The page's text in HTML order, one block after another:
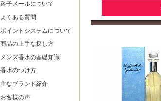
迷子メールについて
よくある質問
ポイントシステムについて
商品の上手な探し方
メンズ香水の基礎知識
香水のつけ方
主なブランド紹介
お客様の声